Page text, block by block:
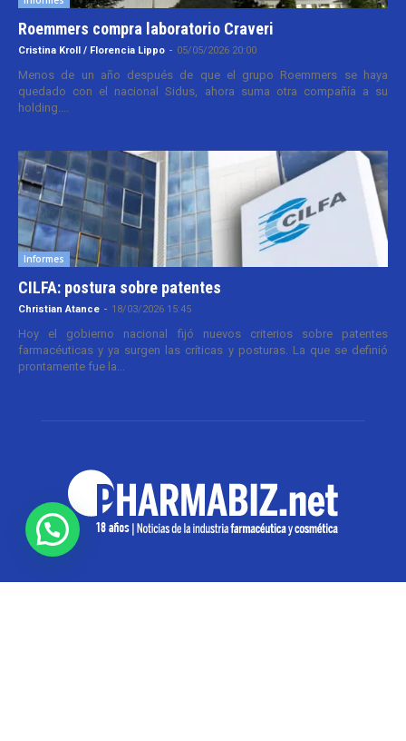
Roemmers compra laboratorio Craveri
Cristina Kroll / Florencia Lippo - 05/05/2026 20:00
Menos de un año después de que el grupo Roemmers se haya
quedado con el nacional Sidus, ahora suma otra compañía a su
holding....
Informes
CILFA: postura sobre patentes
Christian Atance - 18/03/2026 15:45
Hoy el gobierno nacional fijó nuevos criterios sobre patentes
farmacéuticas y ya surgen las críticas y posturas. La que se definió
prontamente fue la...